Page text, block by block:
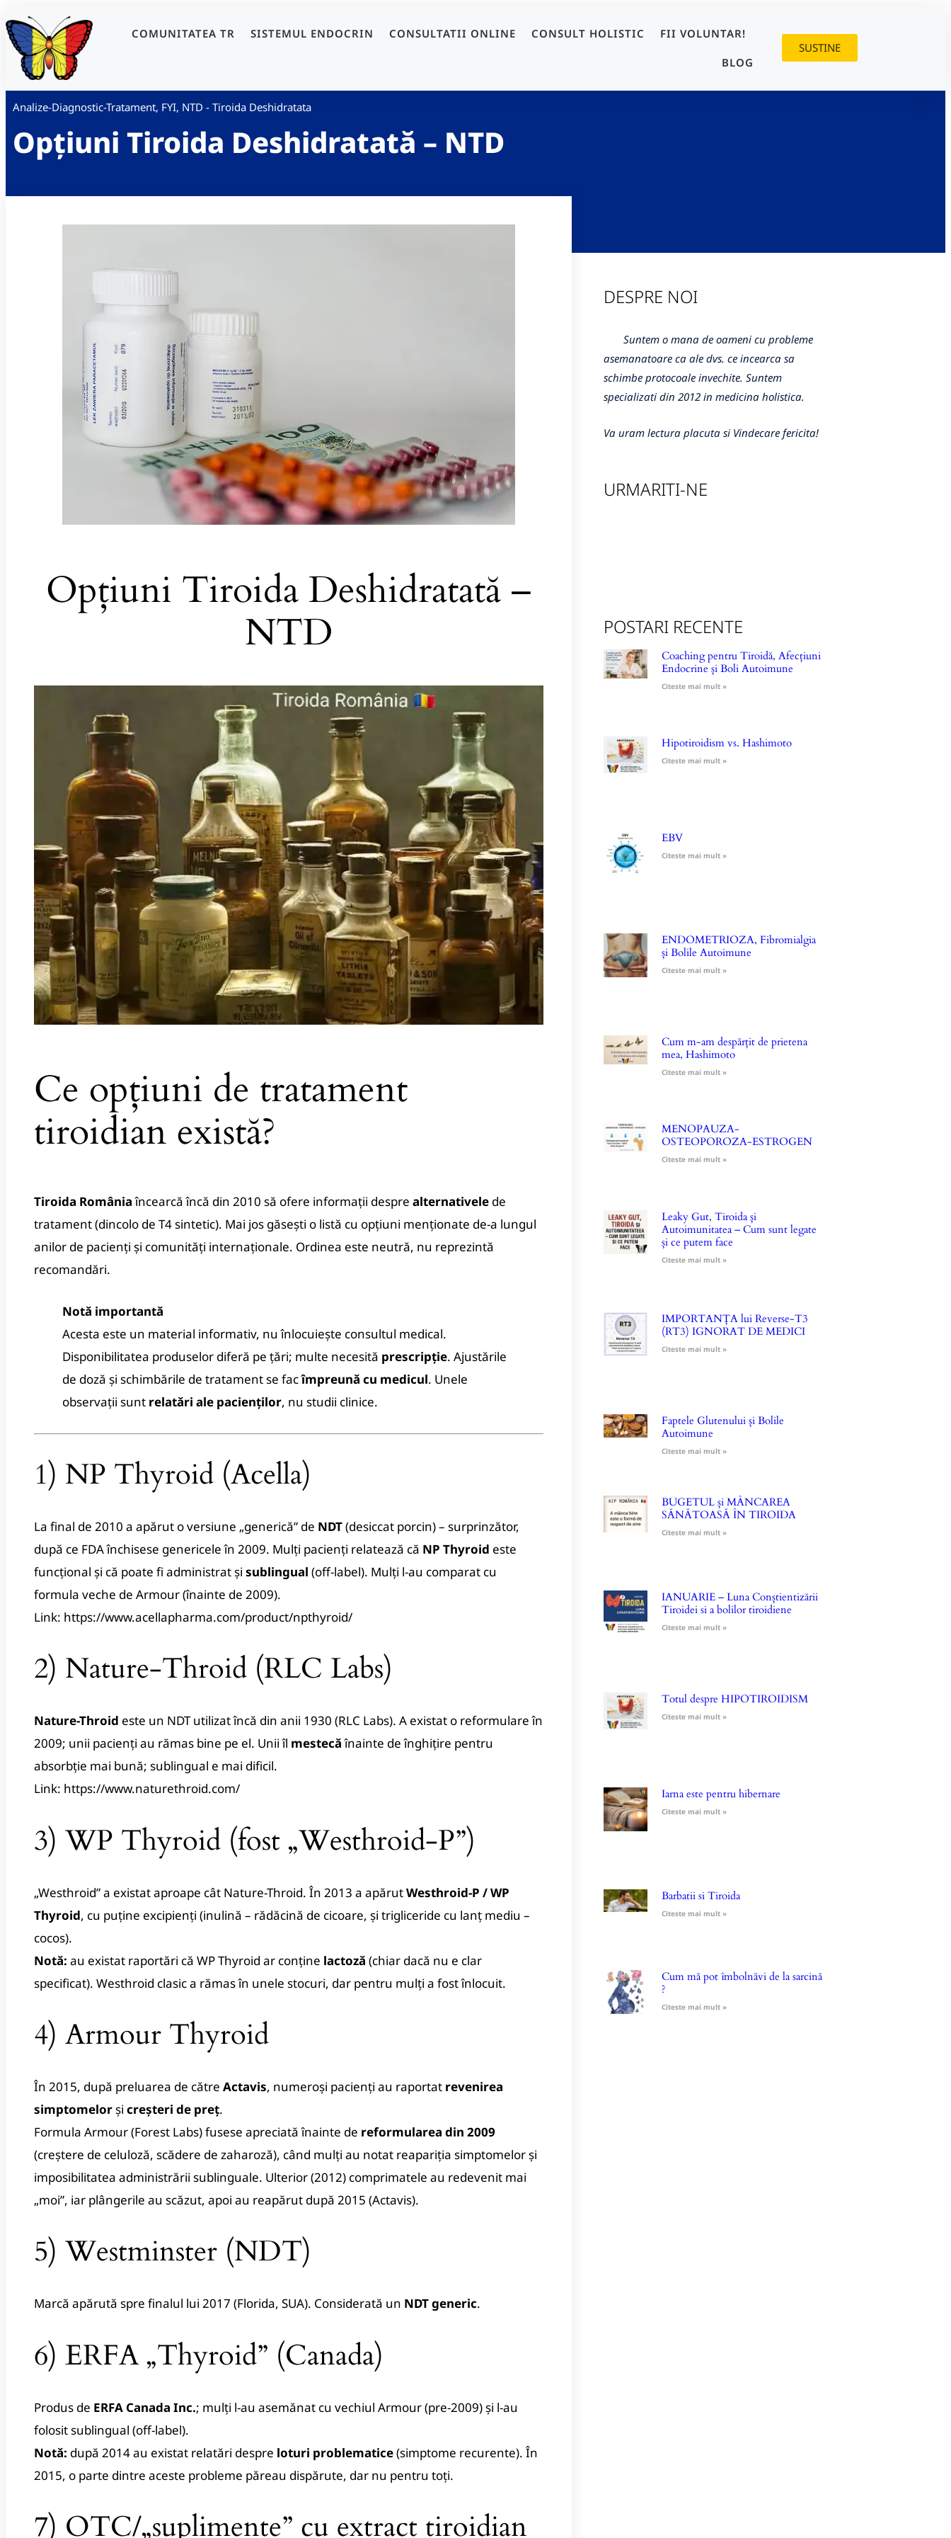
COMUNITATEA TR SISTEMUL ENDOCRIN CONSULTATII ONLINE CONSULT HOLISTIC FII VOLUNTAR!
BLOG
SUSTINE
Analize-Diagnostic-Tratament, FYI, NTD - Tiroida Deshidratata
Opțiuni Tiroida Deshidratată – NTD
Opțiuni Tiroida Deshidratată –
NTD
Ce opțiuni de tratament
tiroidian există?
Tiroida Româniaîncearcă încă din 2010 să ofere informații despre alternativele de
tratament (dincolo de T4 sintetic). Mai jos găsești o listă cu opțiuni menționate de-a lungul
anilor de pacienți și comunități internaționale. Ordinea este neutră, nu reprezintă
recomandări.
Notă importantă
Acesta este un material informativ, nu înlocuiește consultul medical.
Disponibilitatea produselor diferă pe țări; multe necesită prescripție. Ajustările
de doză și schimbările de tratament se facîmpreună cu medicul. Unele
observații sunt relatări ale pacienților, nu studii clinice.
1) NP Thyroid (Acella)
La final de 2010 a apărut o versiune „generică” de NDT(desiccat porcin) – surprinzător,
după ce FDA închisese genericele în 2009. Mulți pacienți relatează că NP Thyroid este
funcțional și că poate fi administrat și sublingual (off-label). Mulți l-au comparat cu
formula veche de Armour (înainte de 2009).
Link: https://www.acellapharma.com/product/npthyroid/
2) Nature-Throid (RLC Labs)
Nature-Throid este un NDT utilizat încă din anii 1930 (RLC Labs). A existat o reformulare în
2009; unii pacienți au rămas bine pe el. Unii îl mestecăînainte de înghițire pentru
absorbție mai bună; sublingual e mai dificil.
Link: https://www.naturethroid.com/
3) WP Thyroid (fost „Westhroid-P”)
„Westhroid” a existat aproape cât Nature-Throid. În 2013 a apărutWesthroid-P / WP
Thyroid, cu puține excipienți (inulină – rădăcină de cicoare, și trigliceride cu lanț mediu –
cocos).
Notă: au existat raportări că WP Thyroid ar conține lactoză (chiar dacă nu e clar
specificat). Westhroid clasic a rămas în unele stocuri, dar pentru mulți a fost înlocuit.
4) Armour Thyroid
În 2015, după preluarea de către Actavis, numeroși pacienți au raportat revenirea
simptomelor și creșteri de preț.
Formula Armour (Forest Labs) fusese apreciată înainte de reformularea din 2009
(creștere de celuloză, scădere de zaharoză), când mulți au notat reapariția simptomelor și
imposibilitatea administrării sublinguale. Ulterior (2012) comprimatele au redevenit mai
„moi”, iar plângerile au scăzut, apoi au reapărut după 2015 (Actavis).
5) Westminster (NDT)
Marcă apărută spre finalul lui 2017 (Florida, SUA). Considerată un NDT generic.
6) ERFA „Thyroid” (Canada)
Produs de ERFA Canada Inc.; mulți l-au asemănat cu vechiul Armour (pre-2009) și l-au
folosit sublingual (off-label).
Notă: după 2014 au existat relatări despre loturi problematice(simptome recurente). În
2015, o parte dintre aceste probleme păreau dispărute, dar nu pentru toți.
7) OTC/„suplimente” cu extract tiroidian
DESPRE NOI
Suntem o mana de oameni cu probleme
asemanatoare ca ale dvs. ce incearca sa
schimbe protocoale invechite. Suntem
specializati din 2012 in medicina holistica.
Va uram lectura placuta si Vindecare fericita!
URMARITI-NE
POSTARI RECENTE
Coaching pentru Tiroidă, Afecțiuni
Endocrine și Boli Autoimune
Citeste mai mult »
Hipotiroidism vs. Hashimoto
Citeste mai mult »
EBV
Citeste mai mult »
ENDOMETRIOZA, Fibromialgia
și Bolile Autoimune
Citeste mai mult »
Cum m-am despărțit de prietena
mea, Hashimoto
Citeste mai mult »
MENOPAUZA-
OSTEOPOROZA-ESTROGEN
Citeste mai mult »
Leaky Gut, Tiroida și
Autoimunitatea – Cum sunt legate
și ce putem face
Citeste mai mult »
IMPORTANȚA lui Reverse-T3
(RT3) IGNORAT DE MEDICI
Citeste mai mult »
Faptele Glutenului și Bolile
Autoimune
Citeste mai mult »
BUGETUL și MÂNCAREA
SĂNĂTOASĂ ÎN TIROIDA
Citeste mai mult »
IANUARIE – Luna Conștientizării
Tiroidei si a bolilor tiroidiene
Citeste mai mult »
Totul despre HIPOTIROIDISM
Citeste mai mult »
Iarna este pentru hibernare
Citeste mai mult »
Barbatii si Tiroida
Citeste mai mult »
Cum mă pot îmbolnăvi de la sarcină
?
Citeste mai mult »